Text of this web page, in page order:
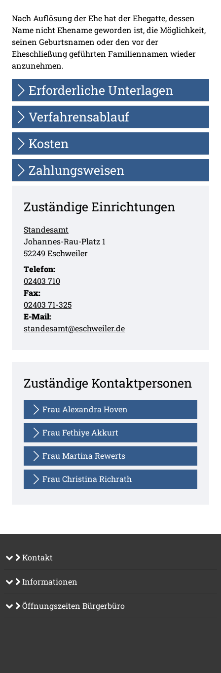
Nach Auflösung der Ehe hat der Ehegatte, dessen
Name nicht Ehename geworden ist, die Möglichkeit,
seinen Geburtsnamen oder den vor der
Eheschließung geführten Familiennamen wieder
anzunehmen.
Erforderliche Unterlagen
Verfahrensablauf
Kosten
Zahlungsweisen
Zuständige Einrichtungen
Standesamt
Straße:
Johannes-Rau-Platz Hausnummer:
1
PLZ:
52249 Ort:
Eschweiler
Telefon:
02403 710
Fax:
02403 71-325
E-Mail:
standesamt@eschweiler.de
Zuständige Kontaktpersonen
Frau Alexandra Hoven
Frau Fethiye Akkurt
Frau Martina Rewerts
Frau Christina Richrath
Kontakt
Informationen
Öffnungszeiten Bürgerbüro